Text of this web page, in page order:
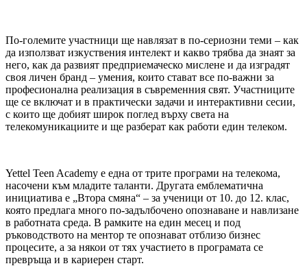
По-големите участници ще навлязат в по-сериозни теми – как
да използват изкуствения интелект и какво трябва да знаят за
него, как да развият предприемаческо мислене и да изградят
своя личен бранд – умения, които стават все по-важни за
професионална реализация в съвременния свят. Участниците
ще се включат и в практически задачи и интерактивни сесии,
с които ще добият широк поглед върху света на
телекомуникациите и ще разберат как работи един телеком.
Yettel Teen Academy е една от трите програми на телекома,
насочени към младите таланти. Другата емблематична
инициатива е „Втора смяна“ – за ученици от 10. до 12. клас,
която предлага много по-задълбочено опознаване и навлизане
в работната среда. В рамките на един месец и под
ръководството на ментор те опознават отблизо бизнес
процесите, а за някои от тях участието в програмата се
превръща и в кариерен старт.